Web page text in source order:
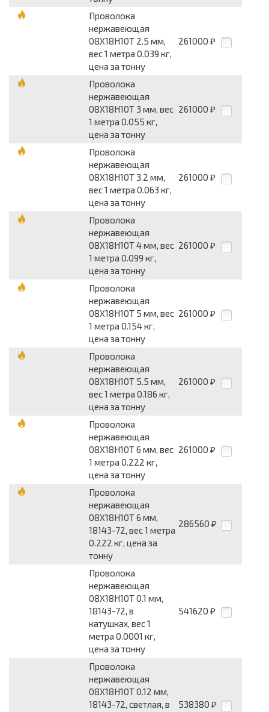
Проволока
нержавеющая
08Х18Н10Т 2.5 мм,
вес 1 метра 0.039 кг,
цена за тонну
261000 ₽
Проволока
нержавеющая
08Х18Н10Т 3 мм, вес
1 метра 0.055 кг,
цена за тонну
261000 ₽
Проволока
нержавеющая
08Х18Н10Т 3.2 мм,
вес 1 метра 0.063 кг,
цена за тонну
261000 ₽
Проволока
нержавеющая
08Х18Н10Т 4 мм, вес
1 метра 0.099 кг,
цена за тонну
261000 ₽
Проволока
нержавеющая
08Х18Н10Т 5 мм, вес
1 метра 0.154 кг,
цена за тонну
261000 ₽
Проволока
нержавеющая
08Х18Н10Т 5.5 мм,
вес 1 метра 0.186 кг,
цена за тонну
261000 ₽
Проволока
нержавеющая
08Х18Н10Т 6 мм, вес
1 метра 0.222 кг,
цена за тонну
261000 ₽
Проволока
нержавеющая
08Х18Н10Т 6 мм,
18143-72, вес 1 метра
0.222 кг, цена за
тонну
286560 ₽
Проволока
нержавеющая
08Х18Н10Т 0.1 мм,
18143-72, в
катушках, вес 1
метра 0.0001 кг,
цена за тонну
541620 ₽
Проволока
нержавеющая
08Х18Н10Т 0.12 мм,
18143-72, светлая, в
538380 ₽